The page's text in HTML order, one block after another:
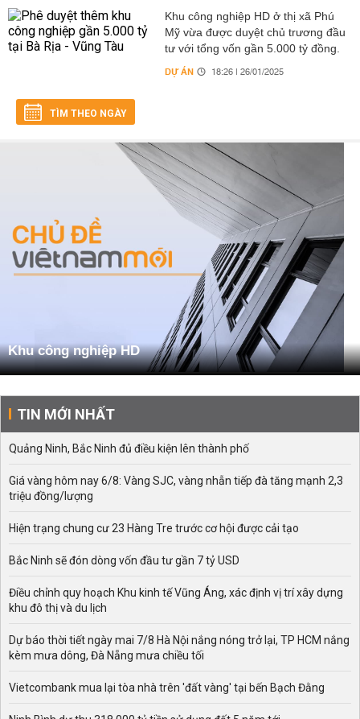
Khu công nghiệp HD ở thị xã Phú
Mỹ vừa được duyệt chủ trương đầu
tư với tổng vốn gần 5.000 tỷ đồng.
DỰ ÁN 18:26 | 26/01/2025
TÌM THEO NGÀY
Khu công nghiệp HD
TIN MỚI NHẤT
Quảng Ninh, Bắc Ninh đủ điều kiện lên thành phố
Giá vàng hôm nay 6/8: Vàng SJC, vàng nhẫn tiếp đà tăng mạnh 2,3
triệu đồng/lượng
Hiện trạng chung cư 23 Hàng Tre trước cơ hội được cải tạo
Bắc Ninh sẽ đón dòng vốn đầu tư gần 7 tỷ USD
Điều chỉnh quy hoạch Khu kinh tế Vũng Áng, xác định vị trí xây dựng
khu đô thị và du lịch
Dự báo thời tiết ngày mai 7/8 Hà Nội nắng nóng trở lại, TP HCM nắng
kèm mưa dông, Đà Nẵng mưa chiều tối
Vietcombank mua lại tòa nhà trên 'đất vàng' tại bến Bạch Đằng